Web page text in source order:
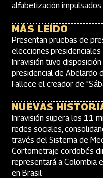
alfabetización
MÁS LEÍDO
Presentan pruebas de
elecciones
Inravisión tuvo
presidencial de Abelardo
Fallece el creador de
NUEVAS
Inravisión supera los 11
redes sociales,
través del Sistema de
Cortometraje cordobés
representará a Colombia
en Brasil